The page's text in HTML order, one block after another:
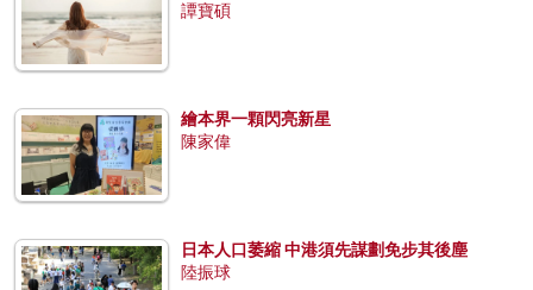
譚寶碩
繪本界一顆閃亮新星
陳家偉
日本人口萎縮 中港須先謀劃免步其後塵
陸振球